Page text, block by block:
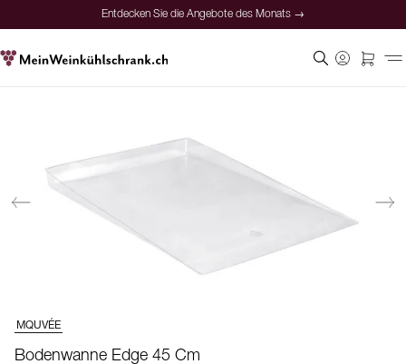
Entdecken Sie die Angebote des Monats →
MQUVÉE
Bodenwanne Edge 45 Cm